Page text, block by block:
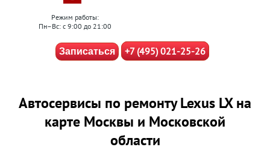
Режим работы:
Пн–Вс: с 9:00 до 21:00
Записаться +7 (495) 021-25-26
Автосервисы по ремонту Lexus LX на
карте Москвы и Московской
области